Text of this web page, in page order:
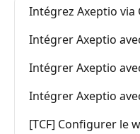
Intégrez Axeptio via
Intégrer Axeptio
Intégrer Axeptio
Intégrer Axeptio
[TCF] Configurer le